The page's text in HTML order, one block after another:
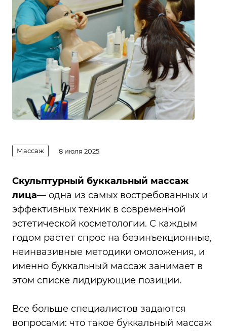
Массаж 8 июля 2025
Скульптурный буккальный массаж
лица— одна из самых востребованных и
эффективных техник в современной
эстетической косметологии. С каждым
годом растет спрос на безинъекционные,
неинвазивные методики омоложения, и
именно буккальный массаж занимает в
этом списке лидирующие позиции.
Все больше специалистов задаются
вопросами: что такое буккальный массаж